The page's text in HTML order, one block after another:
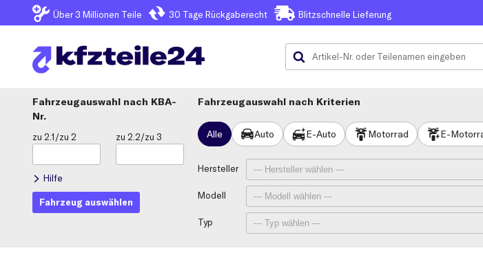
Über 3 Millionen Teile 30 Tage Rückgaberecht Blitzschnelle Lieferung
Fahrzeugauswahl
KBA-
Nr.
zu 2.1/zu 2 zu 2.2/zu 3
Hilfe
Fahrzeug auswählen
Fahrzeugauswahl nach Kriterien
Alle Auto E-Auto Motorrad E-
Hersteller
Modell
Typ